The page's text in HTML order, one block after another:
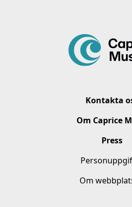
Kontakta
Om Caprice
Press
Om